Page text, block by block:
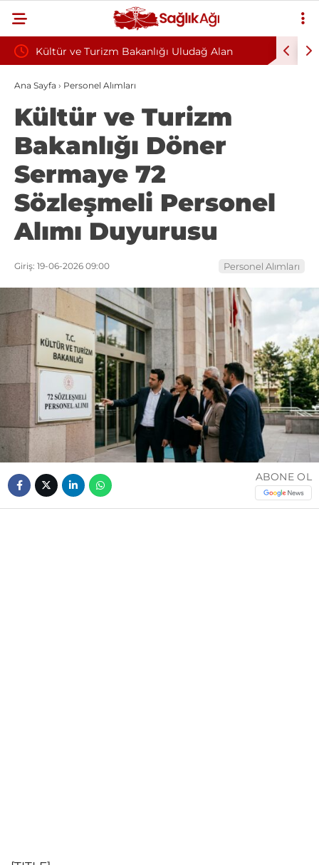
Kültür ve Turizm Bakanlığı Uludağ Alan
Başkanlığı 11 Sürekli İşçi Alımı Duyuruldu
Bu
Ana Sayfa › Personel Alımları
Kültür ve Turizm
Bakanlığı Döner
Sermaye 72
Sözleşmeli Personel
Alımı Duyurusu
Giriş: 19-06-2026 09:00 Personel Alımları
ABONE OL